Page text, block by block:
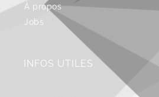
À propos
Jobs
INFOS UTILES